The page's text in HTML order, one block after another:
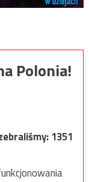
Polonia!
1351